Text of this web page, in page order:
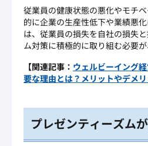
従業員の健康状態の悪化やモチ
的に企業の生産性低下や業績悪
は、従業員の損失を自社の損失
ム対策に積極的に取り組む必要が
【関連記事： ウェルビーイング
要な理由とは？メリットやデメ
プレゼンティーズム